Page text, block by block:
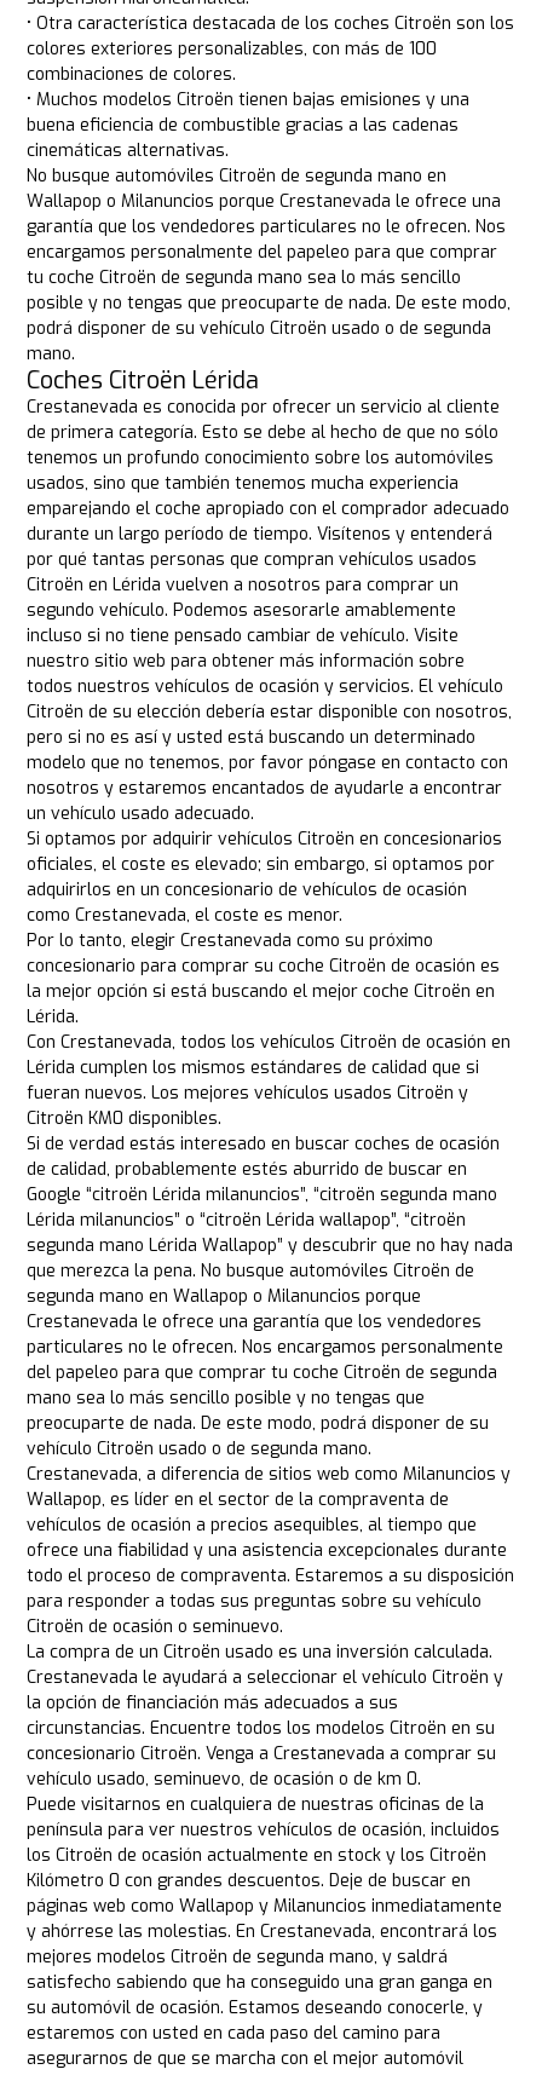
• Otra característica destacada de los coches Citroën son los
colores exteriores personalizables, con más de 100
combinaciones de colores.
• Muchos modelos Citroën tienen bajas emisiones y una
buena eficiencia de combustible gracias a las cadenas
cinemáticas alternativas.
No busque automóviles Citroën de segunda mano en
Wallapop o Milanuncios porque Crestanevada le ofrece una
garantía que los vendedores particulares no le ofrecen. Nos
encargamos personalmente del papeleo para que comprar
tu coche Citroën de segunda mano sea lo más sencillo
posible y no tengas que preocuparte de nada. De este modo,
podrá disponer de su vehículo Citroën usado o de segunda
mano.
Coches Citroën Lérida
Crestanevada es conocida por ofrecer un servicio al cliente
de primera categoría. Esto se debe al hecho de que no sólo
tenemos un profundo conocimiento sobre los automóviles
usados, sino que también tenemos mucha experiencia
emparejando el coche apropiado con el comprador adecuado
durante un largo período de tiempo. Visítenos y entenderá
por qué tantas personas que compran vehículos usados
Citroën en Lérida vuelven a nosotros para comprar un
segundo vehículo. Podemos asesorarle amablemente
incluso si no tiene pensado cambiar de vehículo. Visite
nuestro sitio web para obtener más información sobre
todos nuestros vehículos de ocasión y servicios. El vehículo
Citroën de su elección debería estar disponible con nosotros,
pero si no es así y usted está buscando un determinado
modelo que no tenemos, por favor póngase en contacto con
nosotros y estaremos encantados de ayudarle a encontrar
un vehículo usado adecuado.
Si optamos por adquirir vehículos Citroën en concesionarios
oficiales, el coste es elevado; sin embargo, si optamos por
adquirirlos en un concesionario de vehículos de ocasión
como Crestanevada, el coste es menor.
Por lo tanto, elegir Crestanevada como su próximo
concesionario para comprar su coche Citroën de ocasión es
la mejor opción si está buscando el mejor coche Citroën en
Lérida.
Con Crestanevada, todos los vehículos Citroën de ocasión en
Lérida cumplen los mismos estándares de calidad que si
fueran nuevos. Los mejores vehículos usados Citroën y
Citroën KM0 disponibles.
Si de verdad estás interesado en buscar coches de ocasión
de calidad, probablemente estés aburrido de buscar en
Google “citroën Lérida milanuncios”, “citroën segunda mano
Lérida milanuncios” o “citroën Lérida wallapop”, “citroën
segunda mano Lérida Wallapop” y descubrir que no hay nada
que merezca la pena. No busque automóviles Citroën de
segunda mano en Wallapop o Milanuncios porque
Crestanevada le ofrece una garantía que los vendedores
particulares no le ofrecen. Nos encargamos personalmente
del papeleo para que comprar tu coche Citroën de segunda
mano sea lo más sencillo posible y no tengas que
preocuparte de nada. De este modo, podrá disponer de su
vehículo Citroën usado o de segunda mano.
Crestanevada, a diferencia de sitios web como Milanuncios y
Wallapop, es líder en el sector de la compraventa de
vehículos de ocasión a precios asequibles, al tiempo que
ofrece una fiabilidad y una asistencia excepcionales durante
todo el proceso de compraventa. Estaremos a su disposición
para responder a todas sus preguntas sobre su vehículo
Citroën de ocasión o seminuevo.
La compra de un Citroën usado es una inversión calculada.
Crestanevada le ayudará a seleccionar el vehículo Citroën y
la opción de financiación más adecuados a sus
circunstancias. Encuentre todos los modelos Citroën en su
concesionario Citroën. Venga a Crestanevada a comprar su
vehículo usado, seminuevo, de ocasión o de km 0.
Puede visitarnos en cualquiera de nuestras oficinas de la
península para ver nuestros vehículos de ocasión, incluidos
los Citroën de ocasión actualmente en stock y los Citroën
Kilómetro 0 con grandes descuentos. Deje de buscar en
páginas web como Wallapop y Milanuncios inmediatamente
y ahórrese las molestias. En Crestanevada, encontrará los
mejores modelos Citroën de segunda mano, y saldrá
satisfecho sabiendo que ha conseguido una gran ganga en
su automóvil de ocasión. Estamos deseando conocerle, y
estaremos con usted en cada paso del camino para
asegurarnos de que se marcha con el mejor automóvil